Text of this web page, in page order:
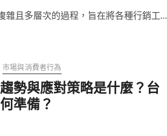
雜且多層次的過程，旨在將各種行銷工…
市場與消費者行為
勢與應對策略是什麼？台
準備？